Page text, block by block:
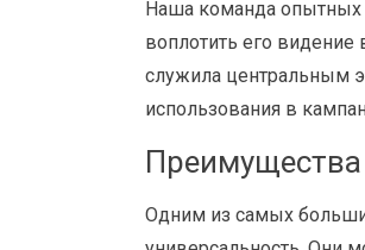
Наша команда опытных
воплотить его видение
служила центральным
использования в
Преимущества
Одним из самых